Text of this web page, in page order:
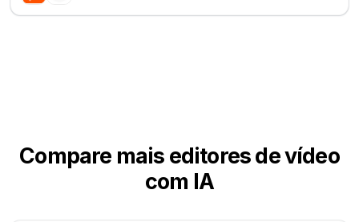
Compare mais editores de vídeo
com IA